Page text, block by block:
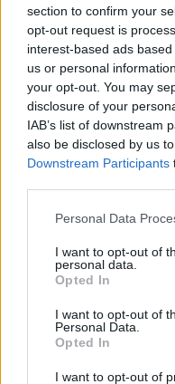
section to confirm your
opt-out request is
interest-based ads
us or personal
your opt-out. You may
disclosure of your
IAB’s list of downstream
also be disclosed by us
Downstream Participants
Please note that this
not limited to your visit
grant or deny consent to
use your data for below
consent section.
Personal Data
I want to opt-out of
personal data.
Opted In
I want to opt-out of
Personal Data.
Opted In
I want to opt-out of
Αρχιεπίσκοπος και
περισσότερα να
βιώματα, αφού
του μίλησε για όλα, αλλά
καταβάλλει η διοίκησή
Κορδελιού-Ευόσμου. Ο
πολύ τησυνάντησημε
καλέσει τον κ.
Μητροπολίτη κ. Βαρνάβα
φιλοξενούμενοι της
Σε άλλα νέα, οΚώδικας
ψήφιση στη βουλή,
συναντά αντιδράσεις.